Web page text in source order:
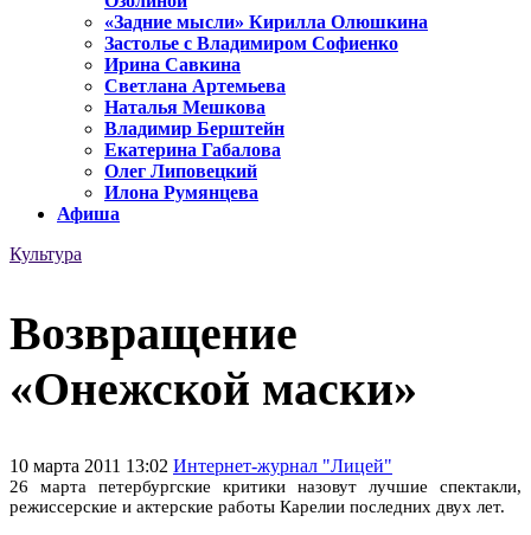
«Задние мысли» Кирилла Олюшкина
Застолье с Владимиром Софиенко
Ирина Савкина
Светлана Артемьева
Наталья Мешкова
Владимир Берштейн
Екатерина Габалова
Олег Липовецкий
Илона Румянцева
Афиша
Культура
Возвращение
«Онежской маски»
10 марта 2011 13:02 Интернет-журнал "Лицей"
26 марта петербургские критики назовут лучшие спектакли,
режиссерские и актерские работы Карелии последних двух лет.